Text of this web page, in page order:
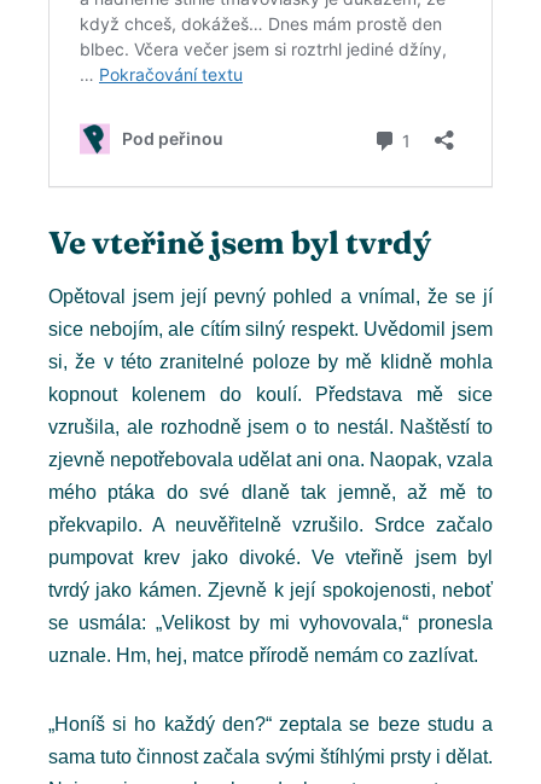
Ve vteřině jsem byl tvrdý
Opětoval jsem její pevný pohled a vnímal, že se jí
sice nebojím, ale cítím silný respekt. Uvědomil jsem
si, že v této zranitelné poloze by mě klidně mohla
kopnout kolenem do koulí. Představa mě sice
vzrušila, ale rozhodně jsem o to nestál. Naštěstí to
zjevně nepotřebovala udělat ani ona. Naopak, vzala
mého ptáka do své dlaně tak jemně, až mě to
překvapilo. A neuvěřitelně vzrušilo. Srdce začalo
pumpovat krev jako divoké. Ve vteřině jsem byl
tvrdý jako kámen. Zjevně k její spokojenosti, neboť
se usmála: „Velikost by mi vyhovovala,“ pronesla
uznale. Hm, hej, matce přírodě nemám co zazlívat.
„Honíš si ho každý den?“ zeptala se beze studu a
sama tuto činnost začala svými štíhlými prsty i dělat.